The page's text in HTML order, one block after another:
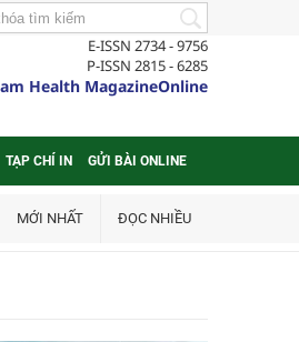
E-ISSN 2734 - 9756
P-ISSN 2815 - 6285
Health MagazineOnline
TẠP CHÍ IN GỬI BÀI ONLINE
MỚI NHẤT ĐỌC NHIỀU